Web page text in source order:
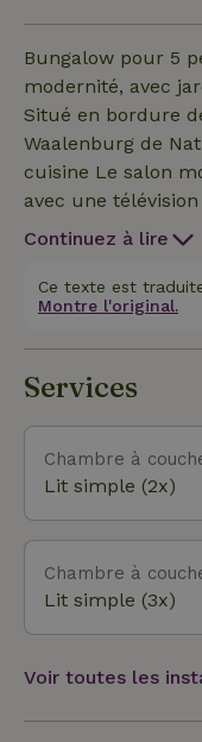
Bungalow pour 5
modernité, avec
Situé en bordure
Waalenburg de
cuisine Le salon
avec une
avec une table à
appareils, tels
un four et
de bain Au
chambre est
sont équipées de
bain se trouve au
d'une spacieuse
effet pluie et d'un
séparées. Jardin
relié à la terrasse
terrasse orientée
jardin. Le jardin
des arbres et est
Continuez à lire
Ce texte est
Montre l'original.
Services
Chambre à
Lit simple (2x)
Chambre à
Lit simple (3x)
Voir toutes les